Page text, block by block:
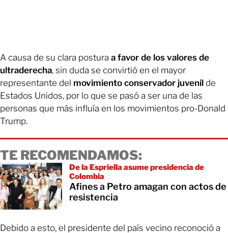
A causa de su clara postura a favor de los valores de
ultraderecha, sin duda se convirtió en el mayor
representante del movimiento conservador juvenil de
Estados Unidos, por lo que se pasó a ser una de las
personas que más influía en los movimientos pro-Donald
Trump.
TE RECOMENDAMOS:
De la Espriella asume presidencia de
Colombia
Afines a Petro amagan con actos de
resistencia
Debido a esto, el presidente del país vecino reconoció a